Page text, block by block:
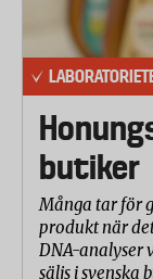
butiker
Många tar för
produkt när
DNA-analyser
säljs i svenska